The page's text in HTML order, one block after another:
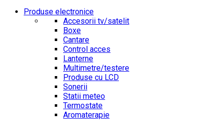
Produse electronice
Accesorii tv/satelit
Boxe
Cantare
Control acces
Lanterne
Multimetre/testere
Produse cu LCD
Sonerii
Statii meteo
Termostate
Aromaterapie